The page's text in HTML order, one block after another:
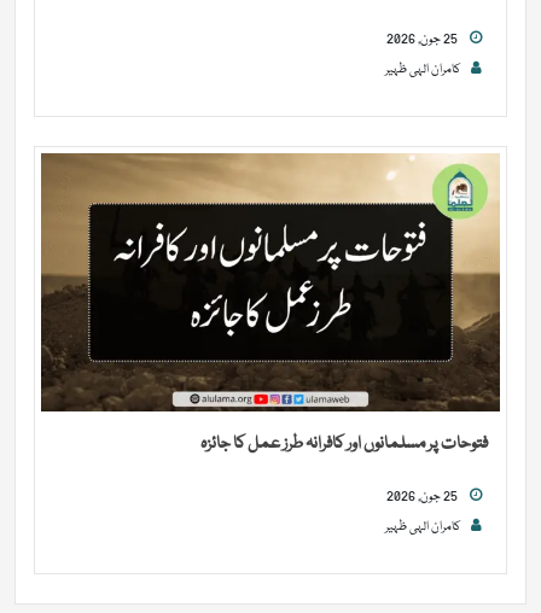
کامران الہی ظہیر
فتوحات پر مسلمانوں اور کافرانہ طرز عمل کا جائزہ
کامران الہی ظہیر